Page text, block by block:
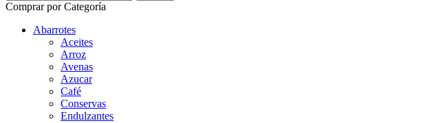
Comprar por Categoría
Abarrotes
Aceites
Arroz
Avenas
Azucar
Café
Conservas
Endulzantes